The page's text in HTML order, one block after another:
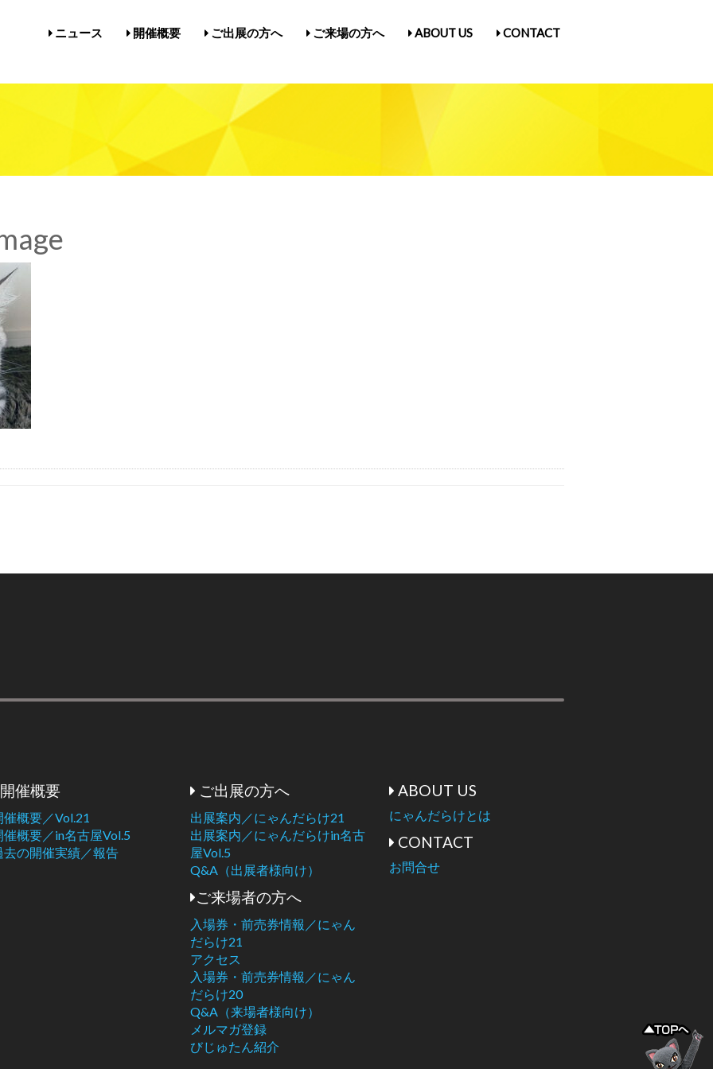
ニュース 開催概要 ご出展の方へ ご来場の方へ ABOUT US CONTACT
催概要
催概要／Vol.21
催概要／in名古屋Vol.5
去の開催実績／報告
ご出展の方へ
出展案内／にゃんだらけ21
出展案内／にゃんだらけin名古
屋Vol.5
Q&A（出展者様向け）
ご来場者の方へ
入場券・前売券情報／にゃん
だらけ21
アクセス
入場券・前売券情報／にゃん
だらけ20
Q&A（来場者様向け）
メルマガ登録
びじゅたん紹介
ABOUT US
にゃんだらけとは
CONTACT
お問合せ